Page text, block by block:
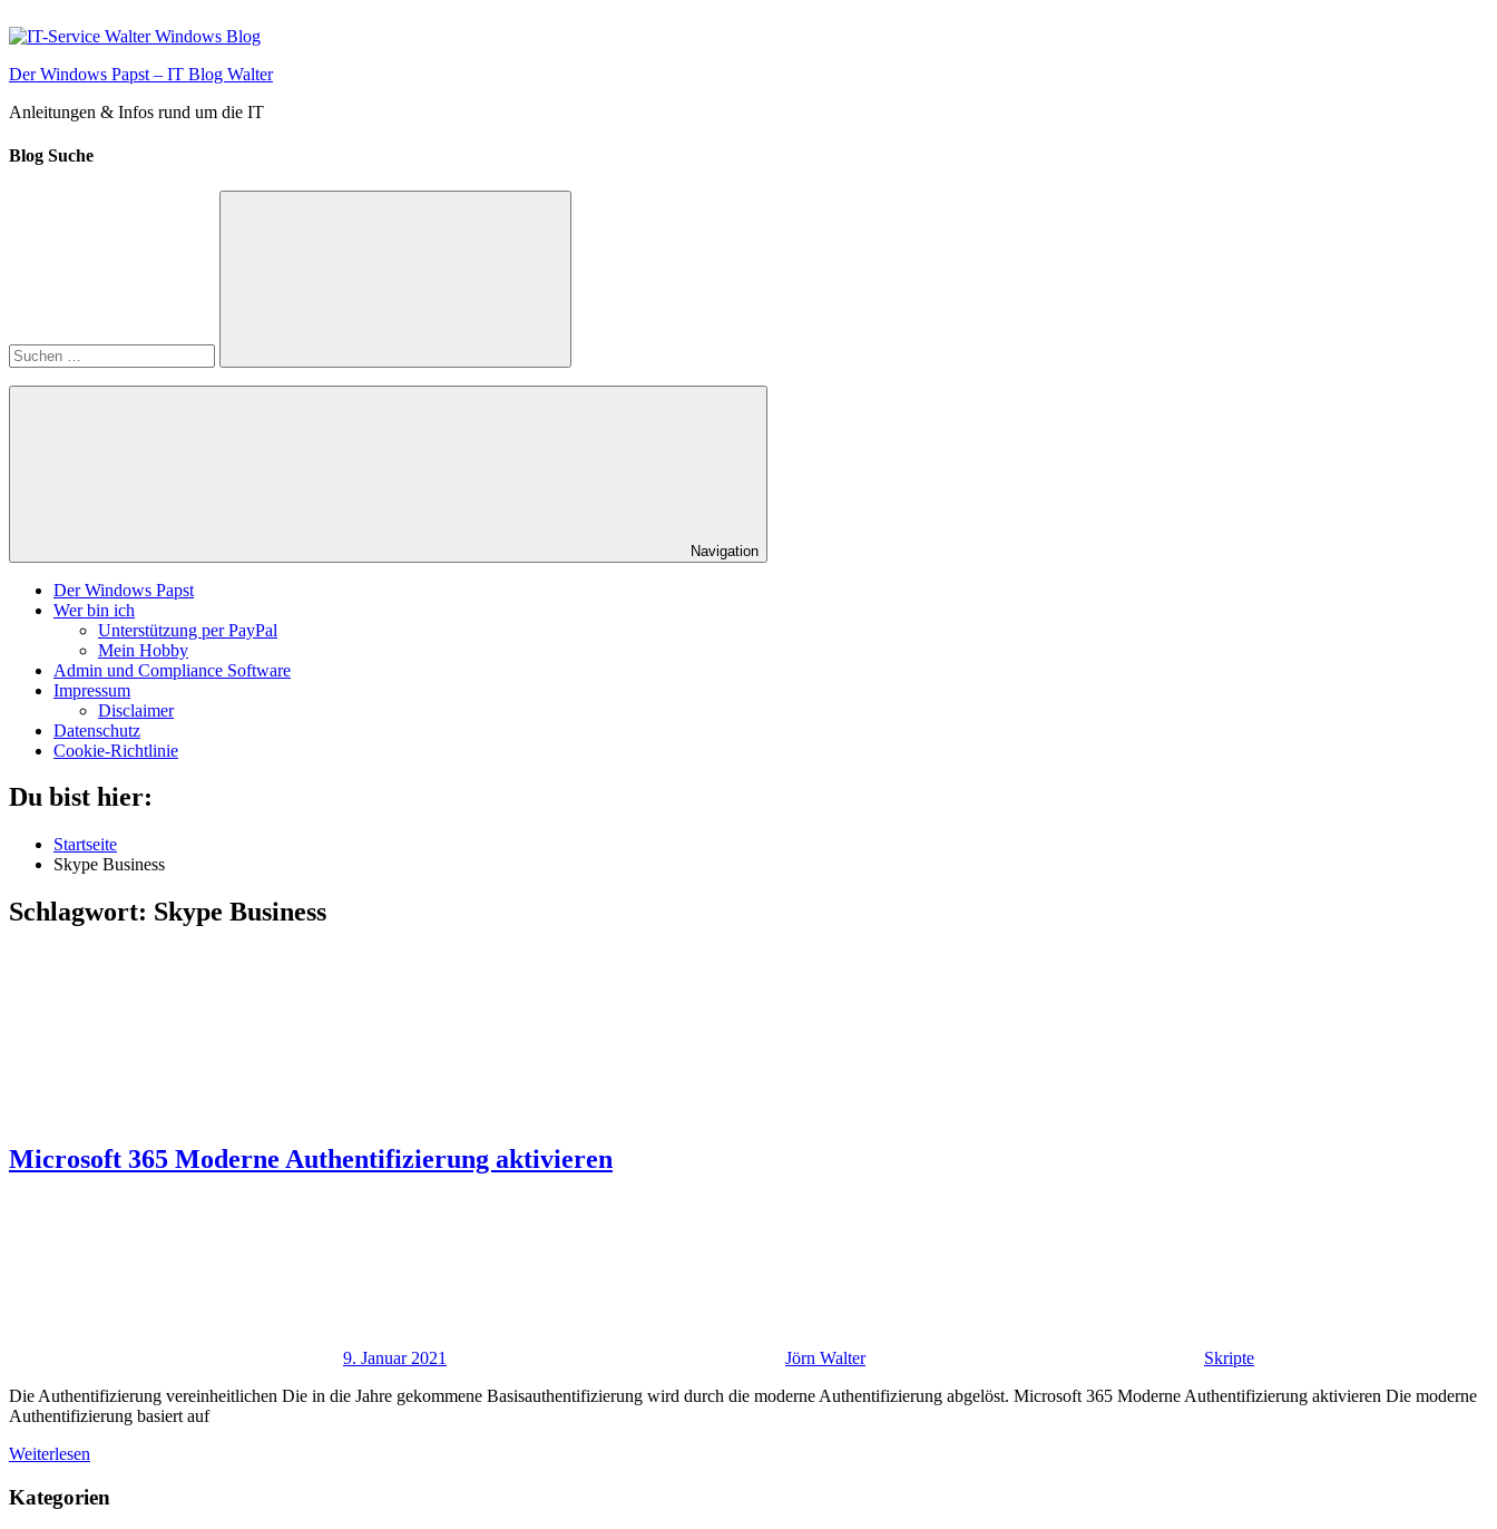
Inhalt
Der Windows Papst – IT Blog Walter
Anleitungen & Infos rund um die IT
Blog Suche
Suchen
Navigation
Der Windows Papst
Wer bin ich
Unterstützung per PayPal
Mein Hobby
Admin und Compliance Software
Impressum
Disclaimer
Datenschutz
Cookie-Richtlinie
Du bist hier:
Startseite
Skype Business
Schlagwort: Skype Business
Microsoft 365 Moderne Authentifizierung aktivieren
9. Januar 2021 Jörn Walter
Skripte
Die Authentifizierung vereinheitlichen Die in die Jahre gekommene Basisauthentifizierung wird durch die moderne Authentifizierung abgelöst. Microsoft 365 Moderne Authentifizierung aktivieren Die moderne
Authentifizierung basiert auf
Weiterlesen
Kategorien